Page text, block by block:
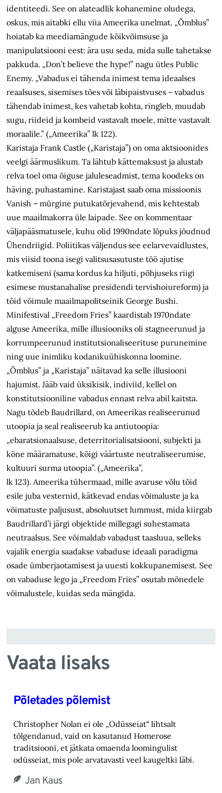
identiteedi. See on alateadlik kohanemine oludega,
oskus, mis aitabki ellu viia Ameerika unelmat. „Õmblus”
hoiatab ka meediamängude kõikvõimsuse ja
manipulatsiooni eest: ära usu seda, mida sulle tahetakse
pakkuda. „Don’t believe the hype!” nagu ütles Public
Enemy. „Vabadus ei tähenda inimest tema ideaalses
reaalsuses, sisemises tões või läbipaistvuses – vabadus
tähendab inimest, kes vahetab kohta, ringleb, muudab
sugu, riideid ja kombeid vastavalt moele, mitte vastavalt
moraalile.” („Ameerika” lk 122).
Karistaja Frank Castle („Karistaja”) on oma aktsioonides
veelgi äärmuslikum. Ta lähtub kättemaksust ja alustab
relva toel oma õiguse jaluleseadmist, tema koodeks on
häving, puhastamine. Karistajast saab oma missioonis
Vanish – mürgine putukatõrjevahend, mis kehtestab
uue maailmakorra üle laipade. See on kommentaar
väljapääsmatusele, kuhu olid 1990ndate lõpuks jõudnud
Ühendriigid. Poliitikas väljendus see eelarvevaidlustes,
mis viisid toona isegi valitsusasutuste töö ajutise
katkemiseni (sama kordus ka hiljuti, põhjuseks riigi
esimese mustanahalise presidendi tervishoiureform) ja
tõid võimule maailmapolitseinik George Bushi.
Minifestival „Freedom Fries” kaardistab 1970ndate
alguse Ameerika, mille illusiooniks oli stagneerunud ja
korrumpeerunud institutsionaliseerituse purunemine
ning uue inimliku kodanikuühiskonna loomine.
„Õmblus” ja „Karistaja” näitavad ka selle illusiooni
hajumist. Jääb vaid üksikisik, indiviid, kellel on
konstitutsiooniline vabadus ennast relva abil kaitsta.
Nagu tõdeb Baudrillard, on Ameerikas realiseerunud
utoopia ja seal realiseerub ka anti­utoopia:
„ebaratsionaalsuse, deterritorialisatsiooni, subjekti ja
kõne määramatuse, kõigi väärtuste neutraliseerumise,
kultuuri surma utoopia”. („Ameerika”,
lk 123). Ameerika tühermaad, mille avaruse võlu tõid
esile juba vesternid, kätkevad endas võimaluste ja ka
võimatuste paljusust, absoluutset lummust, mida kiirgab
Baudrillard’i järgi objektide millegagi suhestamata
neutraalsus. See võimaldab vabadust taasluua, selleks
vajalik energia saadakse vabaduse ideaali paradigma
osade ümberjaotamisest ja uuesti kokkupanemisest. See
on vabaduse lego ja „Freedom Fries” osutab mõnedele
võimalustele, kuidas seda mängida.
Vaata lisaks
Põletades põlemist
Christopher Nolan ei ole „Odüsseiat“ lihtsalt
tõlgendanud, vaid on kasutanud Homerose
tra‎ditsiooni, et jätkata omaenda loomingulist
odüsseiat, mis pole arvatavasti veel kaugeltki läbi.‎
Jan Kaus